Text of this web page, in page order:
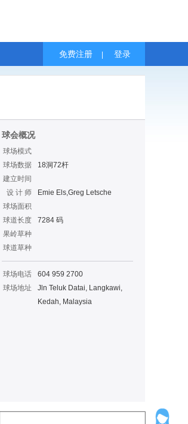
免费注册 登录
球会概况
球场模式
球场数据
18洞72杆
建立时间
设 计 师
Emie Els,Greg Letsche
球场面积
球道长度
7284 码
果岭草种
球道草种
球场电话
604 959 2700
球场地址
Jln Teluk Datai, Langkawi,
Kedah, Malaysia